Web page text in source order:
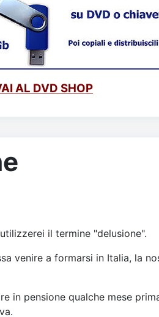
AL DVD SHOP
il termine "delusione".
venire a formarsi in Italia, la
in pensione qualche mese